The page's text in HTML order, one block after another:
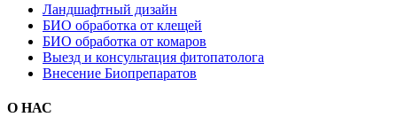
Ландшафтный дизайн
БИО обработка от клещей
БИО обработка от комаров
Выезд и консультация фитопатолога
Внесение Биопрепаратов
О НАС